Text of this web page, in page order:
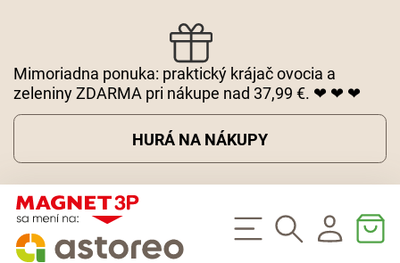
Mimoriadna ponuka: praktický krájač ovocia a
zeleniny ZDARMA pri nákupe nad 37,99 €. ❤ ❤ ❤
HURÁ NA NÁKUPY